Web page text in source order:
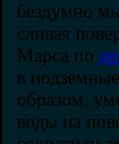
бездумно
сливая
Марса по
в
образом,
воды на